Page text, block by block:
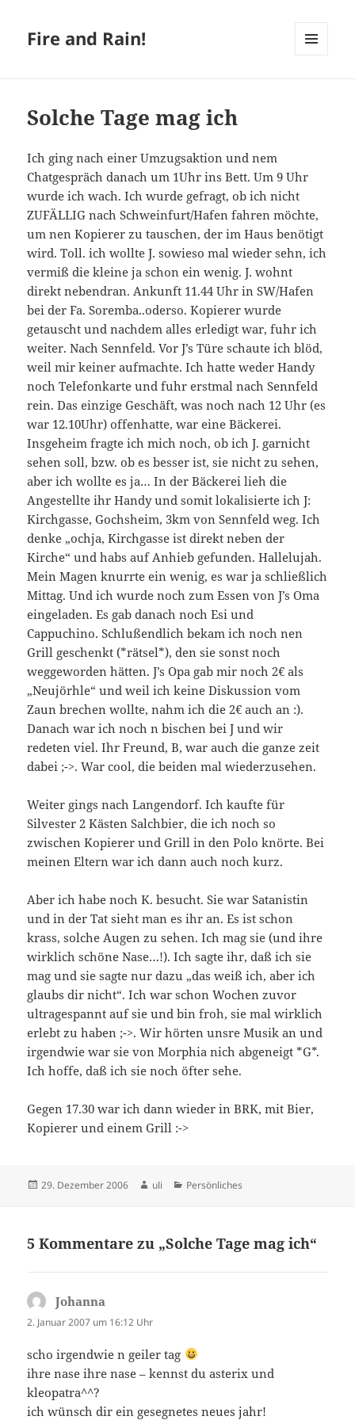
Fire and Rain!
Solche Tage mag ich
Ich ging nach einer Umzugsaktion und nem
Chatgespräch danach um 1Uhr ins Bett. Um 9 Uhr
wurde ich wach. Ich wurde gefragt, ob ich nicht
ZUFÄLLIG nach Schweinfurt/Hafen fahren möchte,
um nen Kopierer zu tauschen, der im Haus benötigt
wird. Toll. ich wollte J. sowieso mal wieder sehn, ich
vermiß die kleine ja schon ein wenig. J. wohnt
direkt nebendran. Ankunft 11.44 Uhr in SW/Hafen
bei der Fa. Soremba..oderso. Kopierer wurde
getauscht und nachdem alles erledigt war, fuhr ich
weiter. Nach Sennfeld. Vor J’s Türe schaute ich blöd,
weil mir keiner aufmachte. Ich hatte weder Handy
noch Telefonkarte und fuhr erstmal nach Sennfeld
rein. Das einzige Geschäft, was noch nach 12 Uhr (es
war 12.10Uhr) offenhatte, war eine Bäckerei.
Insgeheim fragte ich mich noch, ob ich J. garnicht
sehen soll, bzw. ob es besser ist, sie nicht zu sehen,
aber ich wollte es ja… In der Bäckerei lieh die
Angestellte ihr Handy und somit lokalisierte ich J:
Kirchgasse, Gochsheim, 3km von Sennfeld weg. Ich
denke „ochja, Kirchgasse ist direkt neben der
Kirche“ und habs auf Anhieb gefunden. Hallelujah.
Mein Magen knurrte ein wenig, es war ja schließlich
Mittag. Und ich wurde noch zum Essen von J’s Oma
eingeladen. Es gab danach noch Esi und
Cappuchino. Schlußendlich bekam ich noch nen
Grill geschenkt (*rätsel*), den sie sonst noch
weggeworden hätten. J’s Opa gab mir noch 2€ als
„Neujörhle“ und weil ich keine Diskussion vom
Zaun brechen wollte, nahm ich die 2€ auch an :).
Danach war ich noch n bischen bei J und wir
redeten viel. Ihr Freund, B, war auch die ganze zeit
dabei ;->. War cool, die beiden mal wiederzusehen.
Weiter gings nach Langendorf. Ich kaufte für
Silvester 2 Kästen Salchbier, die ich noch so
zwischen Kopierer und Grill in den Polo knörte. Bei
meinen Eltern war ich dann auch noch kurz.
Aber ich habe noch K. besucht. Sie war Satanistin
und in der Tat sieht man es ihr an. Es ist schon
krass, solche Augen zu sehen. Ich mag sie (und ihre
wirklich schöne Nase…!). Ich sagte ihr, daß ich sie
mag und sie sagte nur dazu „das weiß ich, aber ich
glaubs dir nicht“. Ich war schon Wochen zuvor
ultragespannt auf sie und bin froh, sie mal wirklich
erlebt zu haben ;->. Wir hörten unsre Musik an und
irgendwie war sie von Morphia nich abgeneigt *G*.
Ich hoffe, daß ich sie noch öfter sehe.
Gegen 17.30 war ich dann wieder in BRK, mit Bier,
Kopierer und einem Grill :->
Veröffentlicht
29. Dezember 2006 Autor
uli Kategorien
Persönliches
5 Kommentare zu „Solche Tage mag ich“
Johanna
2. Januar 2007 um 16:12 Uhr
scho irgendwie n geiler tag
ihre nase ihre nase – kennst du asterix und
kleopatra^^?
ich wünsch dir ein gesegnetes neues jahr!